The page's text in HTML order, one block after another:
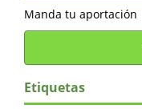
Manda tu aportación
Etiquetas